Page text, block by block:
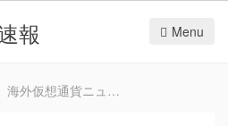
報 Menu
海外仮想通貨ニュース：Cryptominium Launches Cryptocurrency Directory and Education Platform for Crypto Companies and Consumers – inForney.com